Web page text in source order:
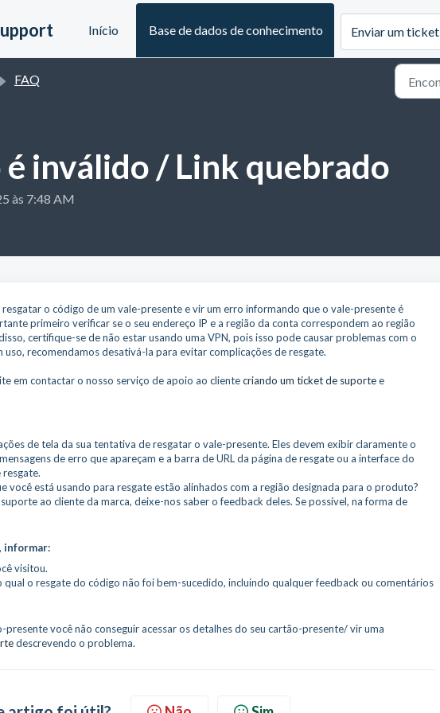
Início Base de dados de conhecimento Enviar um ticket
FAQ
inválido / Link quebrado
às 7:48 AM
o código de um vale-presente e vir um erro informando que o vale-presente é
primeiro verificar se o seu endereço IP e a região da conta correspondem ao região
certifique-se de não estar usando uma VPN, pois isso pode causar problemas com o
uso, recomendamos desativá-la para evitar complicações de resgate.
em contactar o nosso serviço de apoio ao clientecriando um ticket de suportee
de tela da sua tentativa de resgatar o vale-presente. Eles devem exibir claramente o
de erro que apareçam e a barra de URL da página de resgate ou a interface do
você está usando para resgate estão alinhados com a região designada para o produto?
ao cliente da marca, deixe-nos saber o feedback deles. Se possível, na forma de
informar:
visitou.
o resgate do código não foi bem-sucedido, incluindo qualquer feedback ou comentários
presente você não conseguir acessar os detalhes do seu cartão-presente/ vir uma
descrevendo o problema.